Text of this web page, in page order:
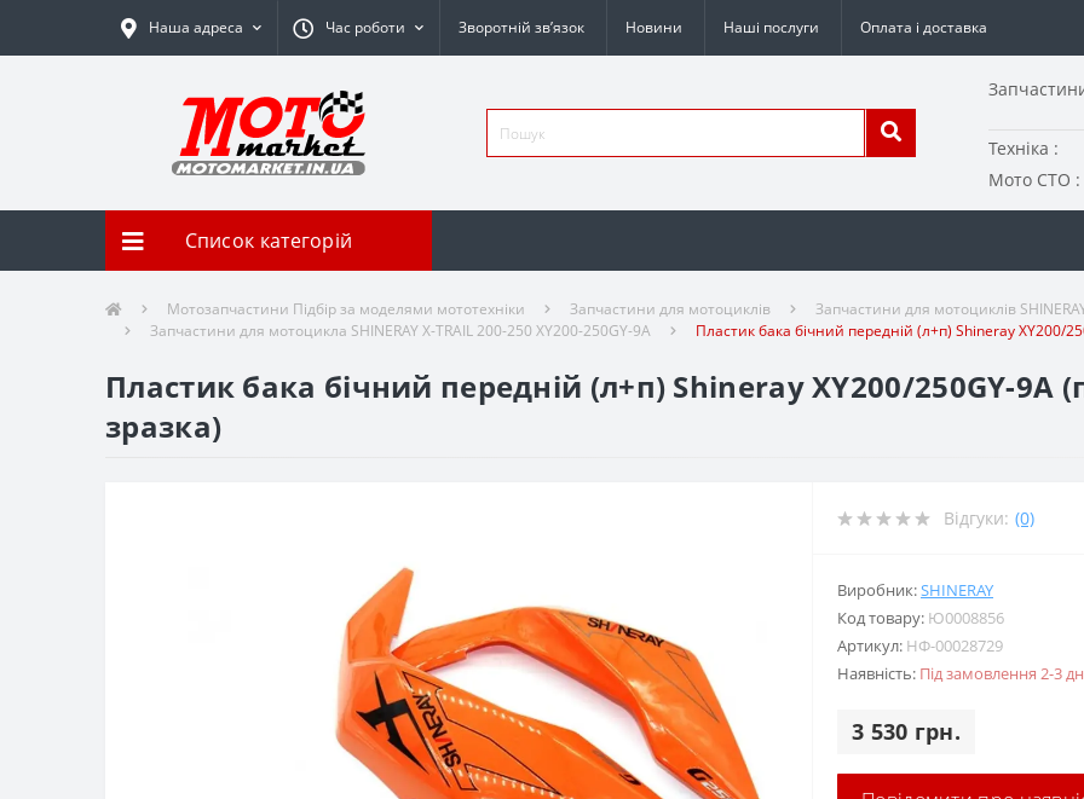
Наша адреса Час роботи Зворотній зв’язок Новини Наші послуги Оплата і доставка
Техніка :
Мото СТО :
Список категорій
Мотозапчастини Підбір за моделями мототехніки Запчастини для мотоциклів
Запчастини для мотоциклів
Запчастини для мотоцикла SHINERAY X-TRAIL 200-250 XY200-250GY-9A
Пластик бака бічний передній (л+п) Shineray XY200/
Пластик бака бічний передній (л+п) Shineray XY200/250GY-
зразка)
Відгуки: (0)
Виробник:SHINERAY
Код товару: Ю0008856
Артикул: НФ-00028729
Наявність: Під замовлення 2-3
3 530 грн.